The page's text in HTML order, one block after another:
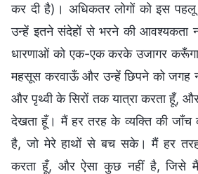
कर दी है)। अधिकतर लोगों को इस
उन्हें इतने संदेहों से भरने की आवश्यकता
धारणाओं को एक-एक करके उजागर करूँगा,
महसूस करवाऊँ और उन्हें छिपने को जगह
और पृथ्वी के सिरों तक यात्रा करता हूँ, और
देखता हूँ। मैं हर तरह के व्यक्ति की जाँच
है, जो मेरे हाथों से बच सके। मैं हर तरह
करता हूँ, और ऐसा कुछ नहीं है, जिसे